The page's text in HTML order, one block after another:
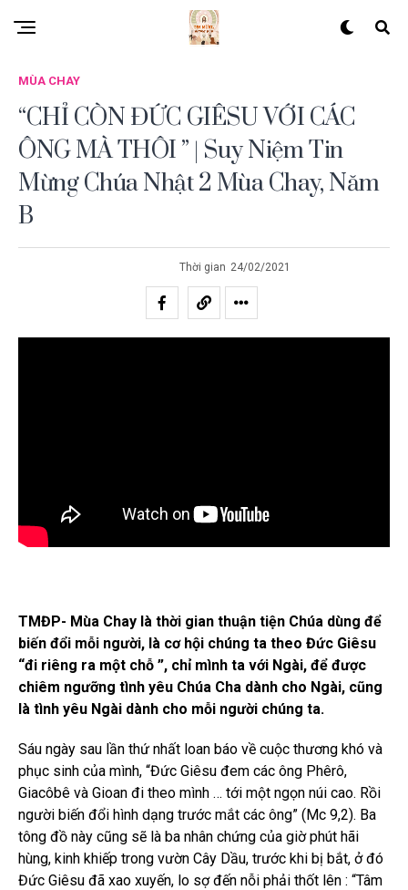
MÙA CHAY
“CHỈ CÒN ĐỨC GIÊSU VỚI CÁC
ÔNG MÀ THÔI ” | Suy Niệm Tin
Mừng Chúa Nhật 2 Mùa Chay, Năm
B
Thời gian 24/02/2021
TMĐP- Mùa Chay là thời gian thuận tiện Chúa dùng để
biến đổi mỗi người, là cơ hội chúng ta theo Đức Giêsu
“đi riêng ra một chỗ ”, chỉ mình ta với Ngài, để được
chiêm ngưỡng tình yêu Chúa Cha dành cho Ngài, cũng
là tình yêu Ngài dành cho mỗi người chúng ta.
Sáu ngày sau lần thứ nhất loan báo về cuộc thương khó và
phục sinh của mình, “Đức Giêsu đem các ông Phêrô,
Giacôbê và Gioan đi theo mình … tới một ngọn núi cao. Rồi
người biến đổi hình dạng trước mắt các ông” (Mc 9,2). Ba
tông đồ này cũng sẽ là ba nhân chứng của giờ phút hãi
hùng, kinh khiếp trong vườn Cây Dầu, trước khi bị bắt, ở đó
Đức Giêsu đã xao xuyến, lo sợ đến nỗi phải thốt lên : “Tâm